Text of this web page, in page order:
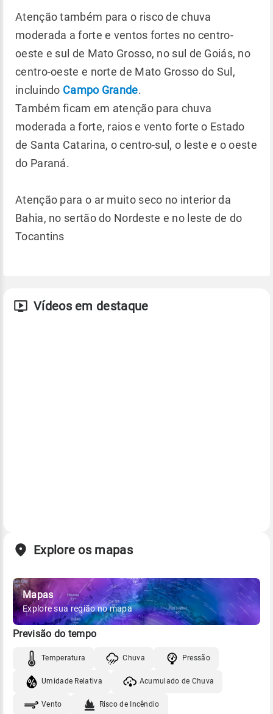
Atenção também para o risco de chuva
moderada a forte e ventos fortes no centro-
oeste e sul de Mato Grosso, no sul de Goiás, no
centro-oeste e norte de Mato Grosso do Sul,
incluindo Campo Grande.
Também ficam em atenção para chuva
moderada a forte, raios e vento forte o Estado
de Santa Catarina, o centro-sul, o leste e o oeste
do Paraná.
Atenção para o ar muito seco no interior da
Bahia, no sertão do Nordeste e no leste de do
Tocantins
Vídeos em destaque
Explore os mapas
Mapas
Explore sua região no mapa
Previsão do tempo
Temperatura Chuva Pressão
Umidade Relativa Acumulado de Chuva
Vento Risco de Incêndio